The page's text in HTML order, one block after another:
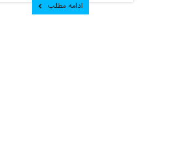
ادامه مطلب